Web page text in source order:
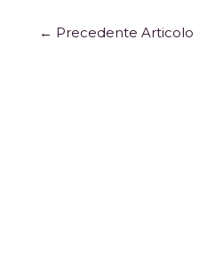
← Precedente Articolo